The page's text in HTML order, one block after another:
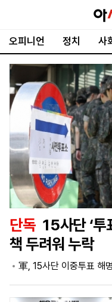
오피니언 정치 사
뉴
스
최
신
속
보
정
치
사
회
경
제
국
제
오
피
피
플
아
투
문
화
포
츠
포
토
ENGLISH
中
文
Tiếng
Việt
지
면
기
신
문
독
후
원
기
제
보
시
회
사
개
앱
설
단독 15사단 ‘투
책 두려워 누락
軍, 15사단 이중투표 해